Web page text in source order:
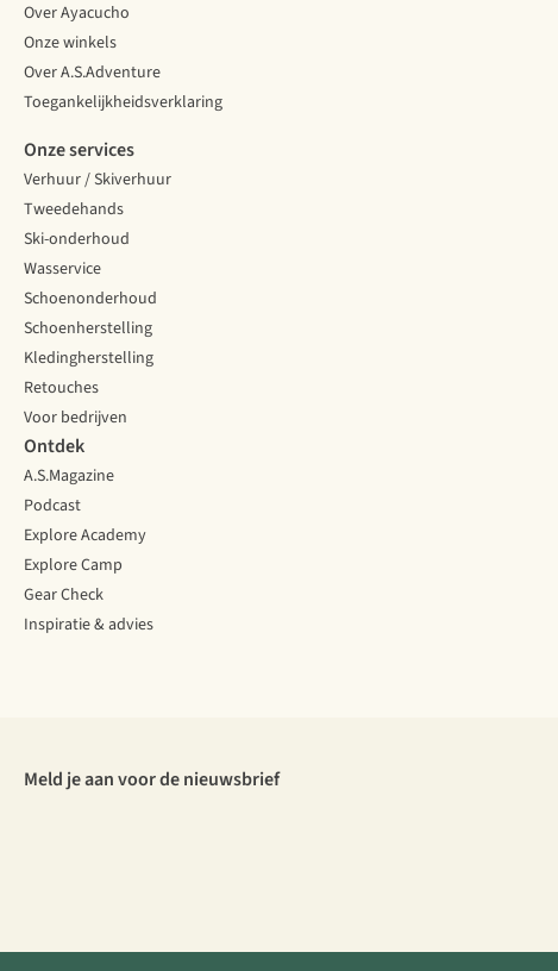
Over Ayacucho
Onze winkels
Over A.S.Adventure
Toegankelijkheidsverklaring
Onze services
Verhuur / Skiverhuur
Tweedehands
Ski-onderhoud
Wasservice
Schoenonderhoud
Schoenherstelling
Kledingherstelling
Retouches
Voor bedrijven
Ontdek
A.S.Magazine
Podcast
Explore Academy
Explore Camp
Gear Check
Inspiratie & advies
Meld je aan voor de nieuwsbrief